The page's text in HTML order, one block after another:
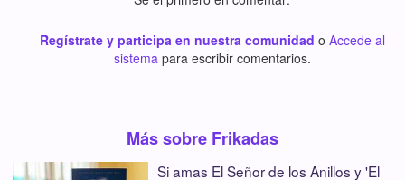
Regístrate y participa en nuestra comunidad o Accede al
sistema para escribir comentarios.
Más sobre Frikadas
Si amas El Señor de los Anillos y 'El